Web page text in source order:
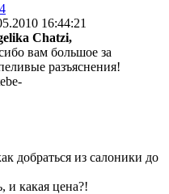
16:44:21
Chatzi,
вам большое за
разъяснения!
добраться из салоники до
и какая цена?!